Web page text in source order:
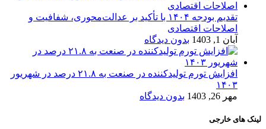
تقدیم بودجه ۱۴۰۴ با تأکید بر عدالت‌محوری، شفافیت و
اصلاحات اقتصادی
آبان 1, 1403
بدون دیدگاه
افزایش تورم تولیدکننده در صنعت به ۲۱.۸ درصد در شهریور
۱۴۰۳
مهر 26, 1403
بدون دیدگاه
لینک های خارجی